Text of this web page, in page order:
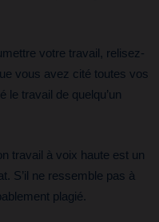
votre travail, relisez-
vous avez cité toutes vos
le travail de quelqu’un
travail à voix haute est un
S’il ne ressemble pas à
plagié.